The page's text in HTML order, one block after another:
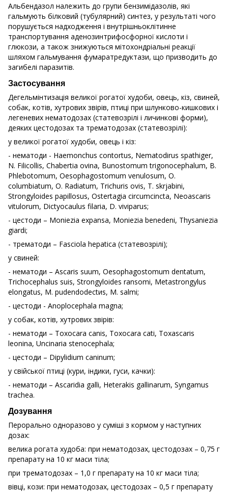
Альбендазол належить до групи бензимідазолів, які
гальмують білковий (тубулярний) синтез, у результаті чого
порушується надходження і внутрішньоклітинне
транспортування аденозинтрифосфорної кислоти і
глюкози, а також знижуються мітохондріальні реакції
шляхом гальмування фумаратредуктази, що призводить до
загибелі паразитів.
Застосування
Дегельмінтизація великої рогатої худоби, овець, кіз, свиней,
собак, котів, хутрових звірів, птиці при шлунково-кишкових і
легеневих нематодозах (статевозрілі і личинкові форми),
деяких цестодозах та трематодозах (статевозрілі):
у великої рогатої худоби, овець і кіз:
- нематоди - Haemonchus contortus, Nematodirus spathiger,
N. Filicollis, Chabertia ovinа, Bunostomum trigonocephalum, B.
Phlebotomum, Oesophagostomum venulosum, O.
columbiatum, O. Radiatum, Trichuris ovis, T. skrjabini,
Strongyloides papillosus, Ostertagia circumcincta, Neoascaris
vitulorum, Dictyocaulus filaria, D. viviparus;
- цестоди – Moniezia expansa, Moniezia benedeni, Thysaniezia
giardi;
- трематоди – Fasciola hepatica (статевозрілі);
у свиней:
- нематоди – Ascaris suum, Oesophagostomum dentatum,
Trichocephalus suis, Strongyloides ransomi, Metastrongylus
elongatus, M. pudendodectиs, M. salmi;
- цестоди - Anoplocephala magna;
у собак, котів, хутрових звірів:
- нематоди – Toxocara canis, Toxocara cati, Toxascaris
leonina, Uncinaria stenocephala;
- цестоди – Dipylidіum caninum;
у свійської птиці (кури, індики, гуси, качки):
- нематоди – Ascaridia galli, Heterakis gallinarum, Syngamus
trachea.
Дозування
Перорально одноразово у суміші з кормом у наступних
дозах:
велика рогата худоба: при нематодозах, цестодозах – 0,75 г
препарату на 10 кг маси тіла;
при трематодозах – 1,0 г препарату на 10 кг маси тіла;
вівці, кози: при нематодозах, цестодозах – 0,5 г препарату